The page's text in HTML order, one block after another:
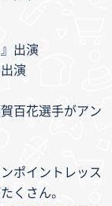
出演
演
百花選手がアン
ポイントレッス
くさん。